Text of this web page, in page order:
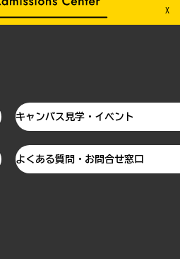
X
キャンパス見学・イベント
よくある質問・お問合せ窓口